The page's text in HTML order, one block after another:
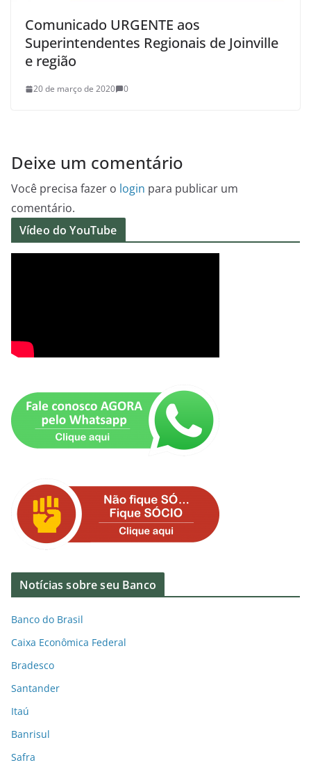
Comunicado URGENTE aos
Superintendentes Regionais de Joinville
e região
20 de março de 2020 0
Deixe um comentário
Você precisa fazer o login para publicar um
comentário.
Vídeo do YouTube
Notícias sobre seu Banco
Banco do Brasil
Caixa Econômica Federal
Bradesco
Santander
Itaú
Banrisul
Safra